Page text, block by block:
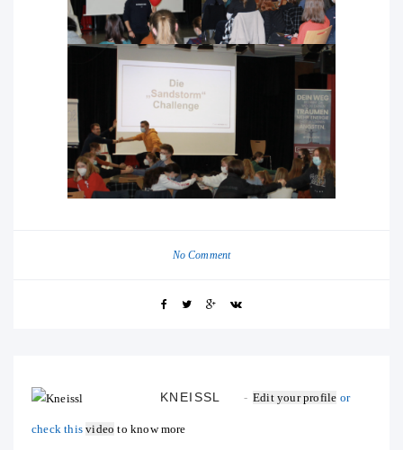
No Comment
KNEISSL Edit your profile or
check thisvideo to know more